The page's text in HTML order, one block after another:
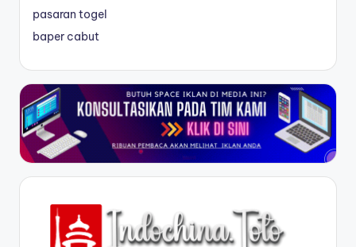
pasaran togel
baper cabut